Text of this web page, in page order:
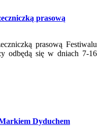
prasową
prasową Festiwalu
odbędą się w dniach 7-16
Dyduchem